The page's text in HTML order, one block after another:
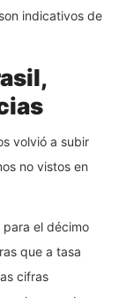
indicativos de
volvió a subir
no vistos en
para el décimo
que a tasa
cifras